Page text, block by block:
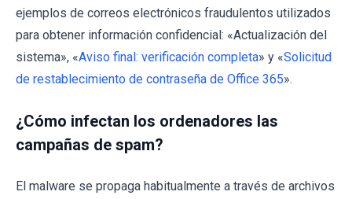
ejemplos de correos electrónicos fraudulentos utilizados
para obtener información confidencial: «Actualización del
sistema», «Aviso final: verificación completa» y «Solicitud
de restablecimiento de contraseña de Office 365».
¿Cómo infectan los ordenadores las
campañas de spam?
El malware se propaga habitualmente a través de archivos